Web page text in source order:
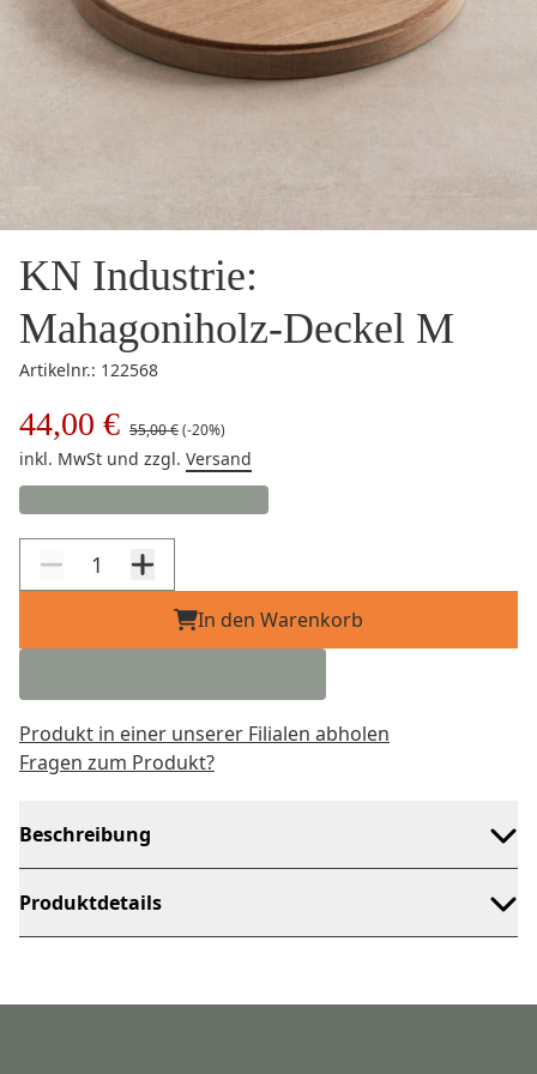
KN Industrie:
Mahagoniholz-Deckel M
Artikelnr.: 122568
44,00 € 55,00 €(-20%)
inkl. MwSt und zzgl. Versand
In den Warenkorb
Produkt in einer unserer Filialen abholen
Fragen zum Produkt?
Beschreibung
Produktdetails